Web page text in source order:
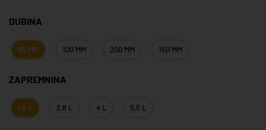
DUBINA
65 MM 100 MM 200 MM 150 MM
ZAPREMNINA
1,8 L 2,8 L 4 L 5,5 L